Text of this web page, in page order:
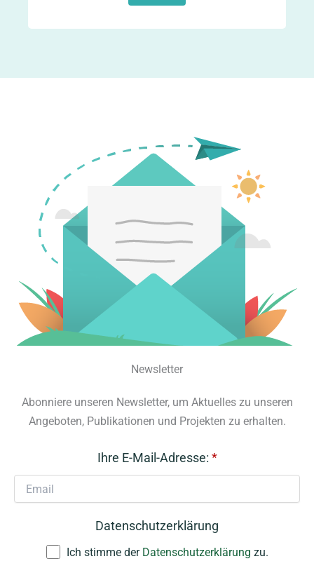
Newsletter
Abonniere unseren Newsletter, um Aktuelles zu unseren
Angeboten, Publikationen und Projekten zu erhalten.
Ihre E-Mail-Adresse: *
Datenschutzerklärung
Ich stimme der Datenschutzerklärung zu.